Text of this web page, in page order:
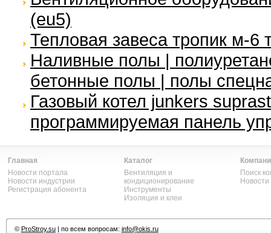
(eu5)
Тепловая завеса тропик м-6
Наливные полы |
бетонные полы | полы
Газовый котел junkers
программируемая панель
Главная
Новости портала
Новости индустрии
Регистрация абонента
Каталог
Вентиляция и
кондиционирование
Инструменты
Изоляция и клеи
Поиск
© ProStroy.su| по всем вопросам: info@okis.ru